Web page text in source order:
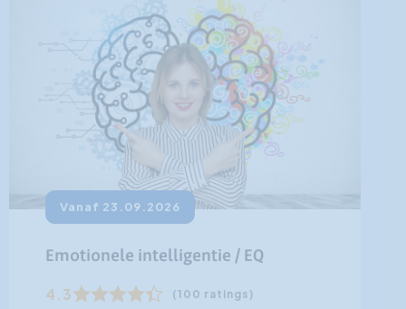
Vanaf 23.09.2026
Emotionele intelligentie / EQ
4.3 (100 ratings)